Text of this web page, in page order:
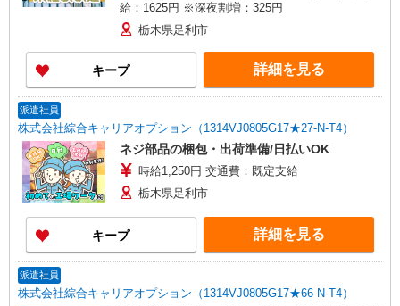
給：1625円 ※深夜割増：325円
栃木県足利市
キープ 詳細を見る
派遣社員
株式会社綜合キャリアオプション（1314VJ0805G17★27-N-T4）
ネジ部品の梱包・出荷準備/日払いOK
時給1,250円 交通費：既定支給
栃木県足利市
キープ 詳細を見る
派遣社員
株式会社綜合キャリアオプション（1314VJ0805G17★66-N-T4）